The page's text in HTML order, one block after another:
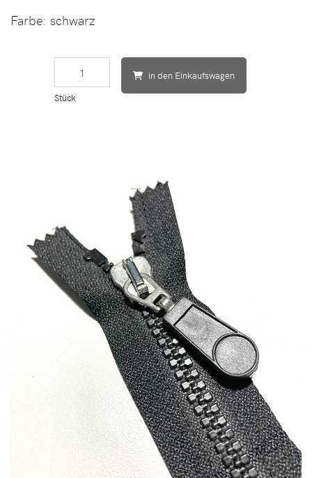
Farbe: schwarz
Stück
in den Einkaufswagen